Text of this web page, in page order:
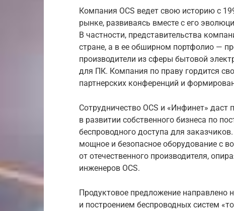
Компания OCS ведет свою историю с
рынке, развиваясь вместе с его
В частности, представительства
стране, а в ее обширном портфолио —
производители из сферы бытовой
для ПК. Компания по праву гордится
партнерских конференций и
Сотрудничество OCS и «Инфинет»
в развитии собственного бизнеса по
беспроводного доступа для
мощное и безопасное оборудование с
от отечественного производителя,
инженеров OCS.
Продуктовое предложение направлено
и построением беспроводных систем